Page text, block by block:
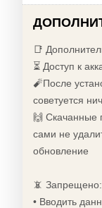
📑
⏳ Доступ к
🧨После
советуется
🙌 Скачанные
сами не
обновление
📵 Запрещено:
• Вводить